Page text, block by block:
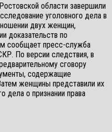
области завершили
уголовного дела в
двух женщин,
доказательств по
сообщает пресс-служба
По версии следствия, в
сговору
содержащие
женщины представили их
дела о признании права